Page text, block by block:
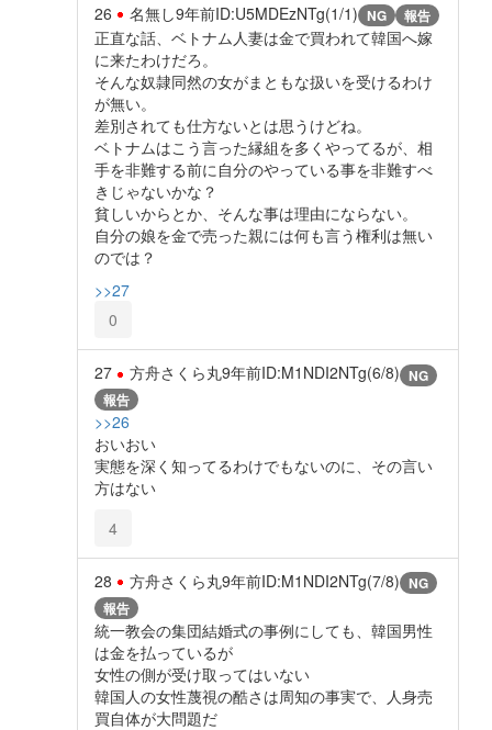
26 名無し9年前ID:U5MDEzNTg(1/1) NG 報告
正直な話、ベトナム人妻は金で買われて韓国へ嫁
に来たわけだろ。
そんな奴隷同然の女がまともな扱いを受けるわけ
が無い。
差別されても仕方ないとは思うけどね。
ベトナムはこう言った縁組を多くやってるが、相
手を非難する前に自分のやっている事を非難すべ
きじゃないかな？
貧しいからとか、そんな事は理由にならない。
自分の娘を金で売った親には何も言う権利は無い
のでは？
>>27
0
27 方舟さくら丸9年前ID:M1NDI2NTg(6/8) NG
報告
>>26
おいおい
実態を深く知ってるわけでもないのに、その言い
方はない
4
28 方舟さくら丸9年前ID:M1NDI2NTg(7/8) NG
報告
統一教会の集団結婚式の事例にしても、韓国男性
は金を払っているが
女性の側が受け取ってはいない
韓国人の女性蔑視の酷さは周知の事実で、人身売
買自体が大問題だ